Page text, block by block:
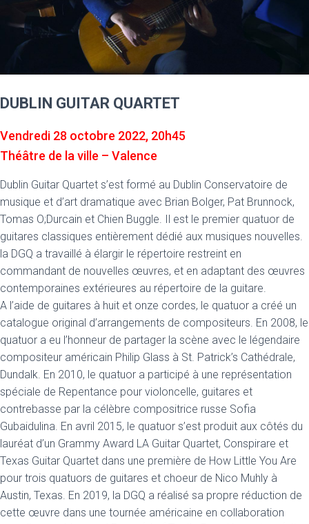
DUBLIN GUITAR QUARTET
Vendredi 28 octobre 2022, 20h45
Théâtre de la ville – Valence
Dublin Guitar Quartet s’est formé au Dublin Conservatoire de
musique et d’art dramatique avec Brian Bolger, Pat Brunnock,
Tomas O;Durcain et Chien Buggle. Il est le premier quatuor de
guitares classiques entièrement dédié aux musiques nouvelles.
la DGQ a travaillé à élargir le répertoire restreint en
commandant de nouvelles œuvres, et en adaptant des œuvres
contemporaines extérieures au répertoire de la guitare.
A l’aide de guitares à huit et onze cordes, le quatuor a créé un
catalogue original d’arrangements de compositeurs. En 2008, le
quatuor a eu l’honneur de partager la scène avec le légendaire
compositeur américain Philip Glass à St. Patrick’s Cathédrale,
Dundalk. En 2010, le quatuor a participé à une représentation
spéciale de Repentance pour violoncelle, guitares et
contrebasse par la célèbre compositrice russe Sofia
Gubaidulina. En avril 2015, le quatuor s’est produit aux côtés du
lauréat d’un Grammy Award LA Guitar Quartet, Conspirare et
Texas Guitar Quartet dans une première de How Little You Are
pour trois quatuors de guitares et choeur de Nico Muhly à
Austin, Texas. En 2019, la DGQ a réalisé sa propre réduction de
cette œuvre dans une tournée américaine en collaboration